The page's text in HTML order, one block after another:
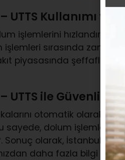
UTTS Kullanımı ve
işlemlerini hızlandırır
işlemleri sırasında zaman
piyasasında şeffaflık
ile Güvenli ve
otomatik olarak
sayede, dolum işlemleri
Sonuç olarak,
daha fazla bilgi